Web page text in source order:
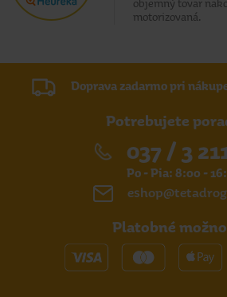
objemný tovar
motorizovaná.
Doprava zadarmo pri
Potrebujete
037 / 3
Po - Pia: 8:00 -
Platobné